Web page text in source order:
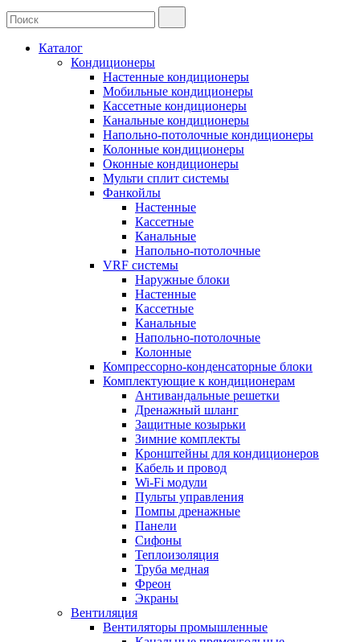
Каталог
Кондиционеры
Настенные кондиционеры
Мобильные кондиционеры
Кассетные кондиционеры
Канальные кондиционеры
Напольно-потолочные кондиционеры
Колонные кондиционеры
Оконные кондиционеры
Мульти сплит системы
Фанкойлы
Настенные
Кассетные
Канальные
Напольно-потолочные
VRF системы
Наружные блоки
Настенные
Кассетные
Канальные
Напольно-потолочные
Колонные
Компрессорно-конденсаторные блоки
Комплектующие к кондиционерам
Антивандальные решетки
Дренажный шланг
Защитные козырьки
Зимние комплекты
Кронштейны для кондиционеров
Кабель и провод
Wi-Fi модули
Пульты управления
Помпы дренажные
Панели
Сифоны
Теплоизоляция
Труба медная
Фреон
Экраны
Вентиляция
Вентиляторы промышленные